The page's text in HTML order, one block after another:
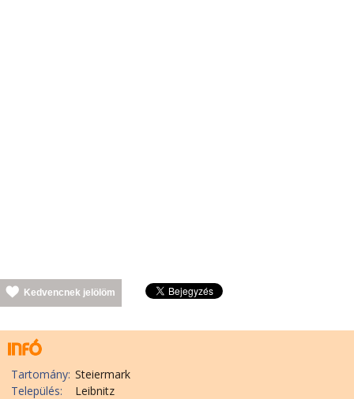
Kedvencnek jelölöm
Tartomány: Steiermark
Település:
Leibnitz